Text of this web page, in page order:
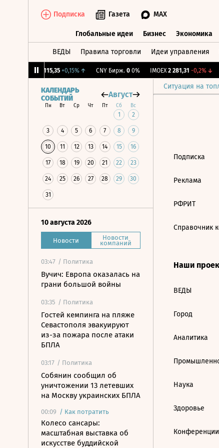
Подписка Газета MAX
Глобальные идеи Бизнес Экономика
ВЕДЫ Правила торговли Идеи управления
115,35 +0,15%↑ CNY Бирж. 0 0% IMOEX 2 281,31 -0,2%↓
Ситуация на
КАЛЕНДАРЬ
СОБЫТИЙ
Август
Пн Вт Ср Чт Пт Сб Вс
1 2
3 4 5 6 7 8 9
10 11 12 13 14 15 16
17 18 19 20 21 22 23
24 25 26 27 28 29 30
31
10 августа 2026
Новости Новости
компаний
03:47 / Политика
Вучич: Европа оказалась на
грани большой войны
03:35 / Политика
Гостей кемпинга на пляже
Севастополя эвакуируют
из-за пожара после атаки
БПЛА
03:17 / Политика
Собянин сообщил об
уничтожении 13 летевших
на Москву украинских БПЛА
00:09 / Как потратить
Колесо сансары:
масштабная выставка об
искусстве буддийской
Подписка
Реклама
РФРИТ
Справочник
Наши
ВЕДЫ
Город
Аналитика
Наука
Здоровье
Конференции